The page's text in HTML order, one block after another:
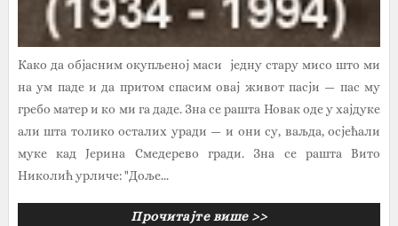
Како да објасним окупљеној маси једну стару мисо што ми
на ум паде и да притом спасим овај живот пасји — пас му
гребо матер и ко ми га даде. Зна се рашта Новак оде у хајдуке
али шта толико осталих уради — и они су, ваљда, осјећали
муке кад Јерина Смедерево гради. Зна се рашта Вито
Николић урличе: "Доље...
Прочитајте више >>